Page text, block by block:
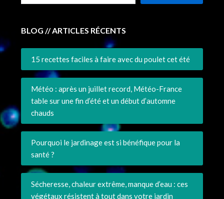
BLOG // ARTICLES RÉCENTS
15 recettes faciles à faire avec du poulet cet été
Météo : après un juillet record, Météo-France
table sur une fin d’été et un début d’automne
chauds
Pourquoi le jardinage est si bénéfique pour la
santé ?
Sécheresse, chaleur extrême, manque d’eau : ces
végétaux résistent à tout dans votre jardin